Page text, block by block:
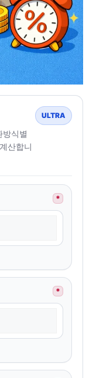
방식별
산합니
ULTRA
*
*